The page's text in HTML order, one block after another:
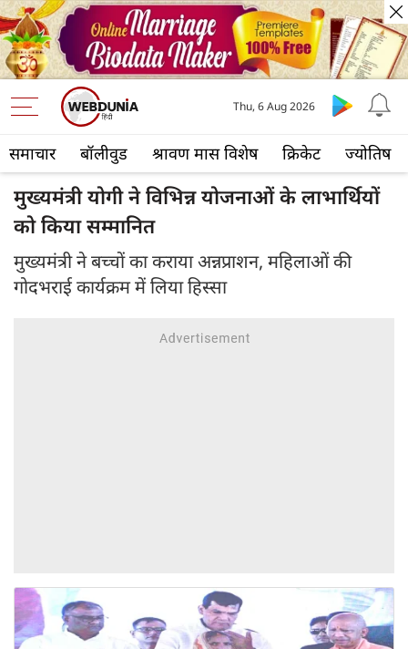
समाचार बॉलीवुड श्रावण मास विशेष क्रिकेट ज्योतिष
Thu, 6 Aug 2026
मुख्यमंत्री योगी ने विभिन्न योजनाओं के लाभार्थियों
को किया सम्मानित
मुख्यमंत्री ने बच्चों का कराया अन्नप्राशन, महिलाओं की
गोदभराई कार्यक्रम में लिया हिस्सा